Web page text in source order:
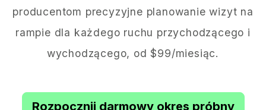
producentom precyzyjne planowanie wizyt na
rampie dla każdego ruchu przychodzącego i
wychodzącego, od $99/miesiąc.
Rozpocznij darmowy okres próbny